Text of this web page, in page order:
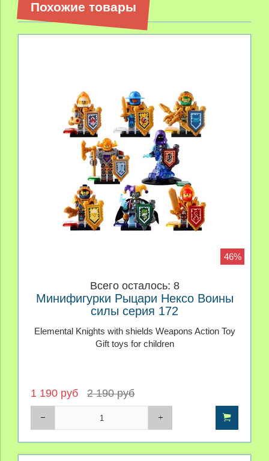
Похожие товары
46%
Всего осталось: 8
Минифигурки Рыцари Нексо Воины
силы серия 172
Elemental Knights with shields Weapons Action Toy
Gift toys for children
1 190 руб 2 190 руб